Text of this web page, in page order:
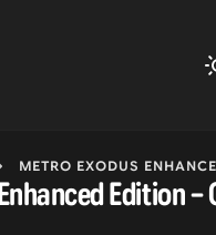
METRO EXODUS ENHANCED EDITION – GUIA
Edition –